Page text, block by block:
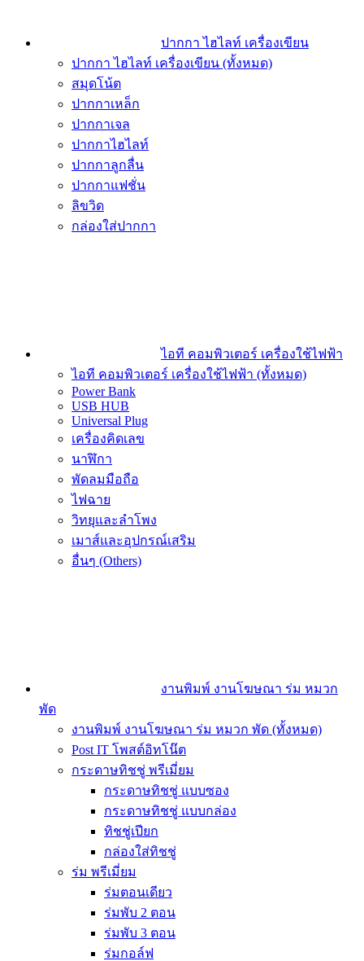
ปากกา ไฮไลท์ เครื่องเขียน
ปากกา ไฮไลท์ เครื่องเขียน (ทั้งหมด)
สมุดโน้ต
ปากกาเหล็ก
ปากกาเจล
ปากกาไฮไลท์
ปากกาลูกลื่น
ปากกาแฟชั่น
ลิขวิด
กล่องใส่ปากกา
ไอที คอมพิวเตอร์ เครื่องใช้ไฟฟ้า
ไอที คอมพิวเตอร์ เครื่องใช้ไฟฟ้า (ทั้งหมด)
Power Bank
USB HUB
Universal Plug
เครื่องคิดเลข
นาฬิกา
พัดลมมือถือ
ไฟฉาย
วิทยุและลำโพง
เมาส์และอุปกรณ์เสริม
อื่นๆ (Others)
งานพิมพ์ งานโฆษณา ร่ม หมวก
พัด
งานพิมพ์ งานโฆษณา ร่ม หมวก พัด (ทั้งหมด)
Post IT โพสต์อิทโน๊ต
กระดาษทิชชู่ พรีเมี่ยม
กระดาษทิชชู่ แบบซอง
กระดาษทิชชู่ แบบกล่อง
ทิชชู่เปียก
กล่องใส่ทิชชู่
ร่ม พรีเมี่ยม
ร่มตอนเดียว
ร่มพับ 2 ตอน
ร่มพับ 3 ตอน
ร่มกอล์ฟ